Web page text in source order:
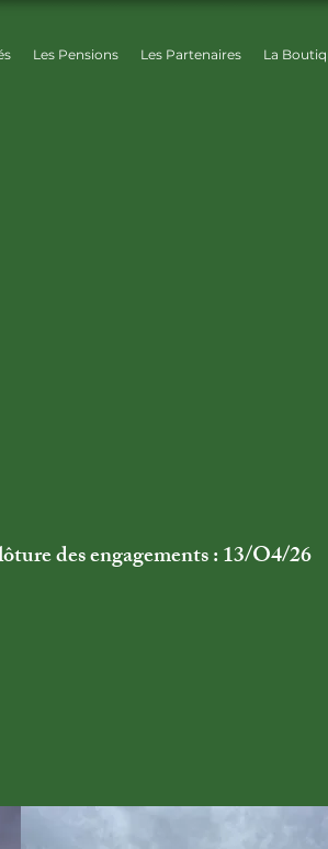
Les Pensions Les Partenaires La
des engagements : 13/O4/26